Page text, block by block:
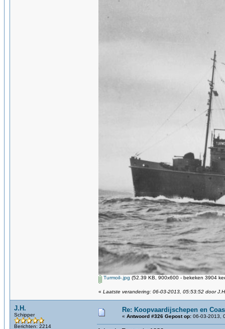
Turmoil-.jpg (52.39 KB, 900x600 - bekeken 3904
« Laatste verandering: 06-03-2013, 05:53:52 door
J.H.
Schipper
Berichten: 2214
Re: Koopvaardijschepen en
« Antwoord #326 Gepost op: 06-03-2013,